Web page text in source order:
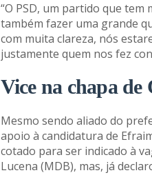
“O PSD, um partido que
também fazer uma grande
com muita clareza, nós
justamente quem nos fez
Vice na chapa de
Mesmo sendo aliado do
apoio à candidatura de
cotado para ser indicado à
Lucena (MDB), mas, já